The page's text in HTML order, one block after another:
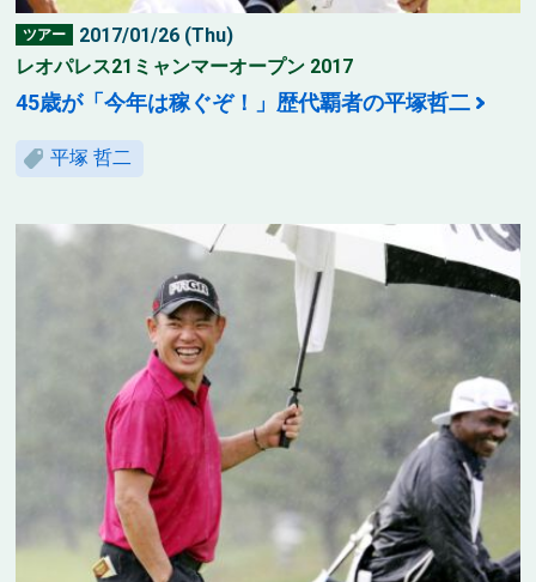
ツアー
2017/01/26 (Thu)
レオパレス21ミャンマーオープン 2017
45歳が「今年は稼ぐぞ！」歴代覇者の平塚哲二
平塚 哲二